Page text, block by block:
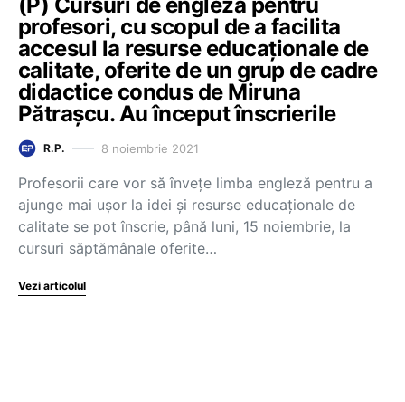
profesori, cu scopul de a facilita
accesul la resurse educaționale de
calitate, oferite de un grup de cadre
didactice condus de Miruna
Pătrașcu. Au început înscrierile
R.P. 8 noiembrie 2021
Profesorii care vor să învețe limba engleză pentru a
ajunge mai ușor la idei și resurse educaționale de
calitate se pot înscrie, până luni, 15 noiembrie, la
cursuri săptămânale oferite…
Vezi articolul